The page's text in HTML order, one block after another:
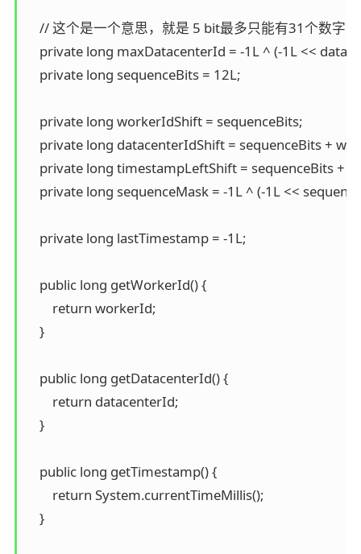
// 这个是一个意思，就是 5 bit最多只能有31个数
private long maxDatacenterId = -1L ^ (-1L <<
    private long sequenceBits = 12L;
    private long workerIdShift = sequenceBits;
private long datacenterIdShift = sequenceBits +
private long timestampLeftShift = sequenceBits +
private long sequenceMask = -1L ^ (-1L <<
    private long lastTimestamp = -1L;
    public long getWorkerId() {
        return workerId;
    }
    public long getDatacenterId() {
        return datacenterId;
    }
    public long getTimestamp() {
        return System.currentTimeMillis();
    }